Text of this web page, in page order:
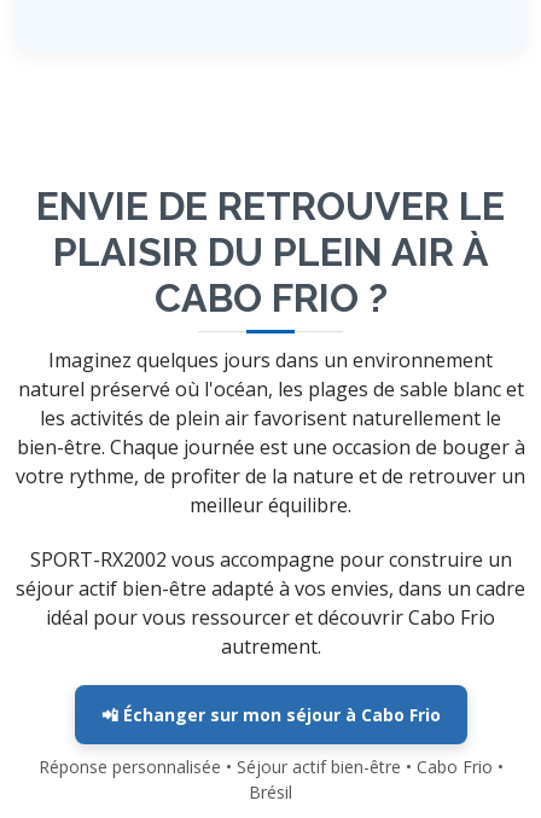
ENVIE DE RETROUVER LE
PLAISIR DU PLEIN AIR À
CABO FRIO ?
Imaginez quelques jours dans un environnement
naturel préservé où l'océan, les plages de sable blanc et
les activités de plein air favorisent naturellement le
bien-être. Chaque journée est une occasion de bouger à
votre rythme, de profiter de la nature et de retrouver un
meilleur équilibre.
SPORT-RX2002 vous accompagne pour construire un
séjour actif bien-être adapté à vos envies, dans un cadre
idéal pour vous ressourcer et découvrir Cabo Frio
autrement.
📲 Échanger sur mon séjour à Cabo Frio
Réponse personnalisée • Séjour actif bien-être • Cabo Frio •
Brésil